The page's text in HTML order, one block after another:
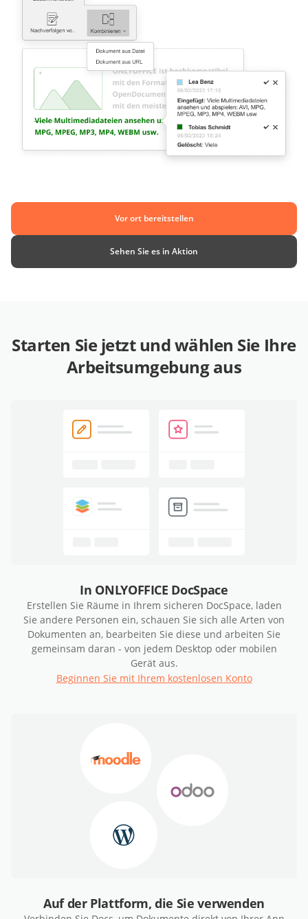
Vor ort bereitstellen
Sehen Sie es in Aktion
Starten Sie jetzt und wählen Sie Ihre
Arbeitsumgebung aus
In ONLYOFFICE DocSpace
Erstellen Sie Räume in Ihrem sicheren DocSpace, laden
Sie andere Personen ein, schauen Sie sich alle Arten von
Dokumenten an, bearbeiten Sie diese und arbeiten Sie
gemeinsam daran - von jedem Desktop oder mobilen
Gerät aus.
Beginnen Sie mit Ihrem kostenlosen Konto
Auf der Plattform, die Sie verwenden